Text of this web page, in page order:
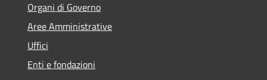
Organi di Governo
Aree Amministrative
Uffici
Enti e fondazioni